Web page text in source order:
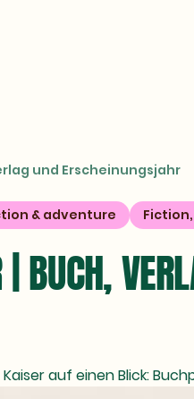
und Erscheinungsjahr
& adventure
BUCH,
auf einen Blick: